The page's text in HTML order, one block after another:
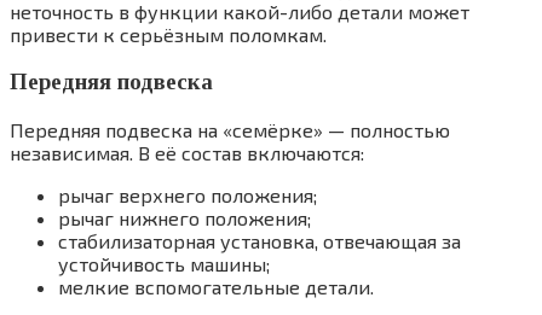
неточность в функции какой-либо детали может
привести к серьёзным поломкам.
Передняя подвеска
Передняя подвеска на «семёрке» — полностью
независимая. В её состав включаются:
рычаг верхнего положения;
рычаг нижнего положения;
стабилизаторная установка, отвечающая за
устойчивость машины;
мелкие вспомогательные детали.